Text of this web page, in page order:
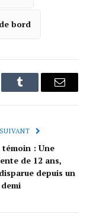
bord
Tumblr
témoin : Une
de 12 ans,
depuis un